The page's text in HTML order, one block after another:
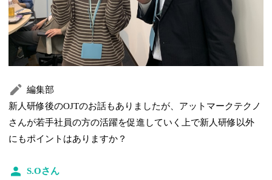
編集部
新人研修後のOJTのお話もありましたが、アットマークテクノ
さんが若手社員の方の活躍を促進していく上で新人研修以外
にもポイントはありますか？
S.Oさん